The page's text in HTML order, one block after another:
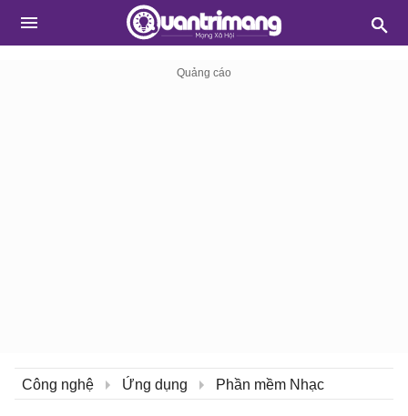
Công nghệ Ứng dụng Phần mềm Nhạc